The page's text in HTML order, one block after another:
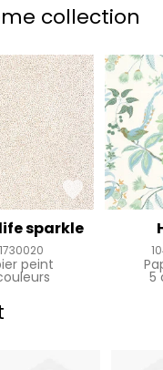
collection
sparkle
peint
5